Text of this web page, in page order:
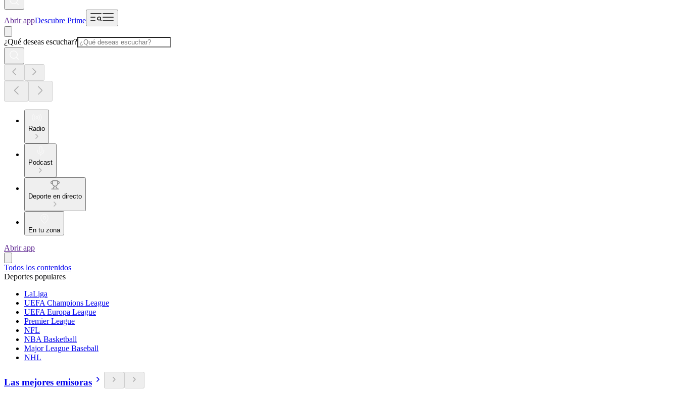
Abrir appDescubre Prime
¿Qué deseas escuchar?
Radio
Podcast
Deporte en directo
En tu zona
Abrir app
Todos los contenidos
Deportes populares
LaLiga
UEFA Champions League
UEFA Europa League
Premier League
NFL
NBA Basketball
Major League Baseball
NHL
Las mejores emisoras